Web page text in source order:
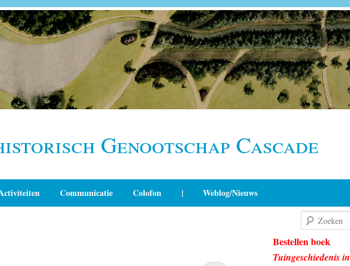
Genootschap Cascade
Communicatie Colofon | Weblog/Nieuws
Bestellen boek
Tuingeschiedenis in